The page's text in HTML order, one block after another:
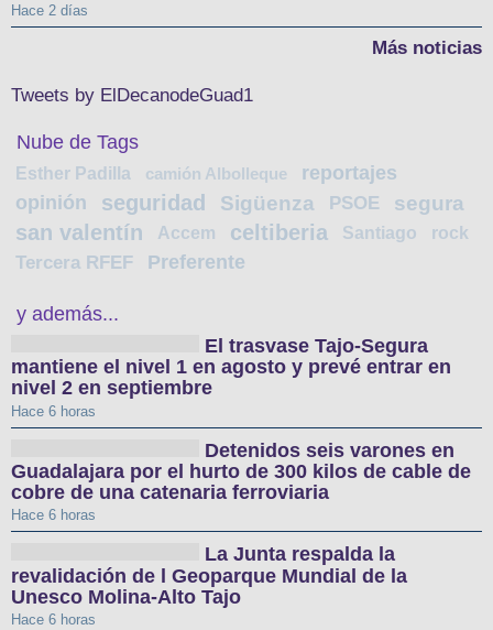
Hace 2 días
Más noticias
Tweets by ElDecanodeGuad1
Nube de Tags
Esther Padilla camión Albolleque
reportajes
opinión
seguridad Sigüenza PSOE segura
san valentín Accem celtiberia Santiago rock
Tercera RFEF Preferente
y además...
El trasvase Tajo-Segura
mantiene el nivel 1 en agosto y prevé entrar en
nivel 2 en septiembre
Hace 6 horas
Detenidos seis varones en
Guadalajara por el hurto de 300 kilos de cable de
cobre de una catenaria ferroviaria
Hace 6 horas
La Junta respalda la
revalidación de l Geoparque Mundial de la
Unesco Molina-Alto Tajo
Hace 6 horas